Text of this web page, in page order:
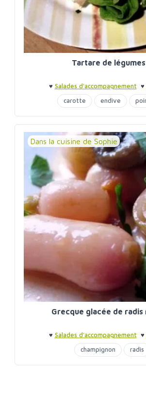
Tartare de légumes
♥ Salades d'accompagnement ♥
d'accompagnement
carotte endive
Dans la cuisine de Sophie
Grecque glacée de radis
♥ Salades d'accompagnement ♥
d'accompagnement
champignon radis